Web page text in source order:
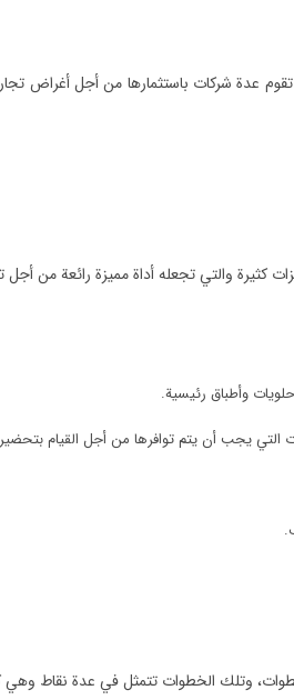
عدة شركات باستثمارها من أجل أغراض
كثيرة والتي تجعله أداة مميزة رائعة من
وأطباق رئيسية.
التي يجب أن يتم توافرها من أجل القيام
وتلك الخطوات تتمثل في عدة نقاط وهي